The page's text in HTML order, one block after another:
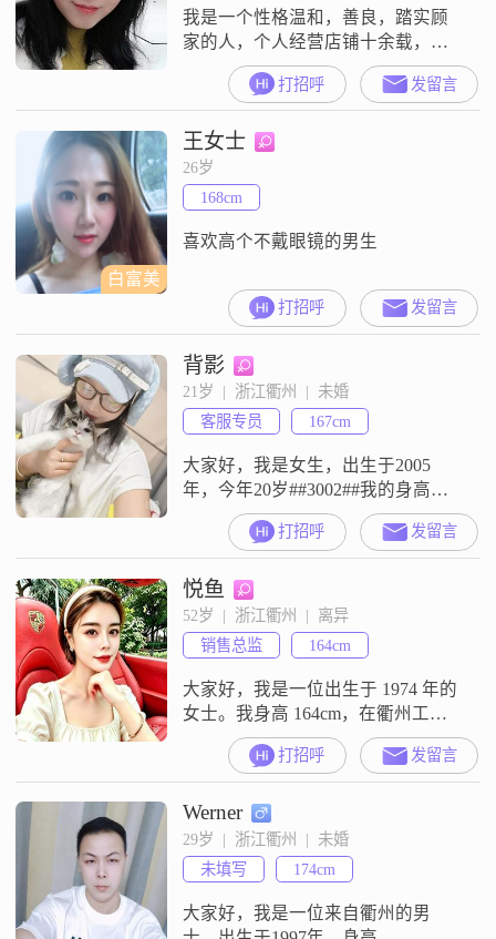
猜忌##3002#
我是一个性格温和，善良，踏实顾
家的人，个人经营店铺十余载，为
人诚信，无不良嗜好，想找一个三
观正的良人 打招呼 发留言
白富美
王女士
26岁
168cm
喜欢高个不戴眼镜的男生
打招呼 发留言
背影
21岁  |  浙江衢州  |  未婚
客服专员
167cm
大家好，我是女生，出生于2005
年，今年20岁##3002##我的身高是
167cm##3002##我现在在衢州工作
##3002##我的学历是中专##3002##
目前的月收入在3001元到5000元这
个区间##3002##我是一个真诚可靠
的人，平时性格比较开朗，也爱笑
##3002##在和别人的相处中，我表
现得比较温柔体贴
打招呼 发留言
悦鱼
52岁  |  浙江衢州  |  离异
销售总监
164cm
大家好，我是一位出生于 1974 年的
女士。我身高 164cm，在衢州工
作，学历是大专。我的月收入在
8001 - 12000 元之间。我觉得自己是
个挺不错的人。在生活中，我性格
温柔体贴，善解人意，总是希望能
多理解他人一些。我也很开朗爱
笑，愿意把快乐传递给身边的人。
而且我很独立自信，能够依靠自己
的能力去处理生活中的各种
打招呼 发留言
Werner
29岁  |  浙江衢州  |  未婚
未填写
174cm
大家好，我是一位来自衢州的男